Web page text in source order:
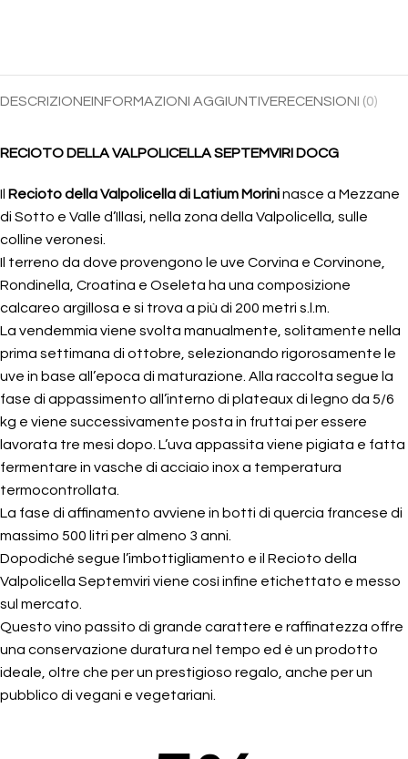
DESCRIZIONEINFORMAZIONI AGGIUNTIVERECENSIONI (0)
RECIOTO DELLA VALPOLICELLA SEPTEMVIRI DOCG
Il Recioto della Valpolicella di Latium Morininasce a Mezzane
di Sotto e Valle d’Illasi, nella zona della Valpolicella, sulle
colline veronesi.
Il terreno da dove provengono le uve Corvina e Corvinone,
Rondinella, Croatina e Oseleta ha una composizione
calcareo argillosa e si trova a più di 200 metri s.l.m.
La vendemmia viene svolta manualmente, solitamente nella
prima settimana di ottobre, selezionando rigorosamente le
uve in base all’epoca di maturazione. Alla raccolta segue la
fase di appassimento all’interno di plateaux di legno da 5/6
kg e viene successivamente posta in fruttai per essere
lavorata tre mesi dopo. L’uva appassita viene pigiata e fatta
fermentare in vasche di acciaio inox a temperatura
termocontrollata.
La fase di affinamento avviene in botti di quercia francese di
massimo 500 litri per almeno 3 anni.
Dopodiché segue l’imbottigliamento e il Recioto della
Valpolicella Septemviri viene così infine etichettato e messo
sul mercato.
Questo vino passito di grande carattere e raffinatezza offre
una conservazione duratura nel tempo ed è un prodotto
ideale, oltre che per un prestigioso regalo, anche per un
pubblico di vegani e vegetariani.